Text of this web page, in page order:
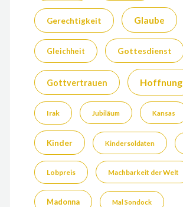
Gerechtigkeit Glaube
Gleichheit Gottesdienst
Gottvertrauen Hoffnung
Irak Jubiläum Kansas
Kinder Kindersoldaten
Lobpreis Machbarkeit der Welt
Madonna Mal Sondock